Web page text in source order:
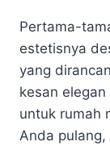
Pertama-
estetisnya
yang
kesan
untuk rumah
Anda